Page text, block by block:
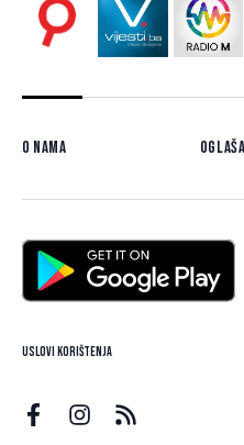
O nama
Uslovi korištenja